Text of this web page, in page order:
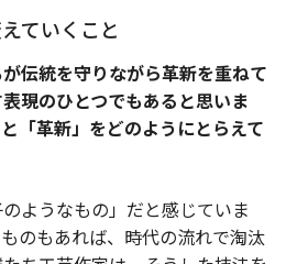
ていくこと
伝統を守りながら革新を重ねて
現のひとつでもあると思いま
「革新」をどのようにとらえて
ようなもの」だと感じていま
のもあれば、時代の流れで淘汰